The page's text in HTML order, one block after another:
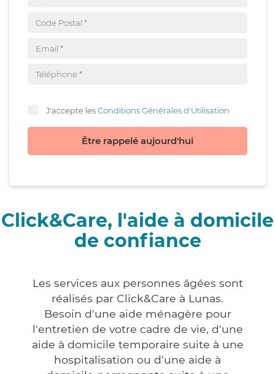
J'accepte lesConditions Générales d'Utilisation
Être rappelé aujourd'hui
Click&Care, l'aide à domicile
de confiance
Les services aux personnes âgées sont
réalisés par Click&Care à Lunas.
Besoin d'une aide ménagère pour
l'entretien de votre cadre de vie, d'une
aide à domicile temporaire suite à une
hospitalisation ou d'une aide à